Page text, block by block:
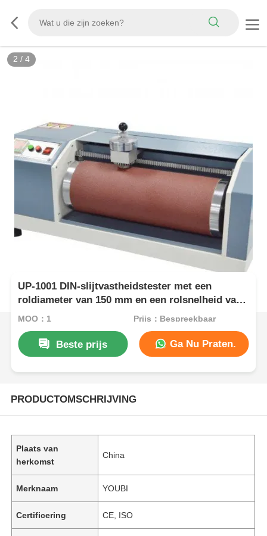
3 / 4
UP-1001 DIN-slijtvastheidstester met een
roldiameter van 150 mm en een rolsnelheid van
40 tpm voor het testen van flexibel materiaal
MOQ：1 Prijs：Bespreekbaar
Beste prijs Ga Nu Praten.
PRODUCTOMSCHRIJVING
Plaats van
herkomst
China
Merknaam YOUBI
Certificering CE, ISO